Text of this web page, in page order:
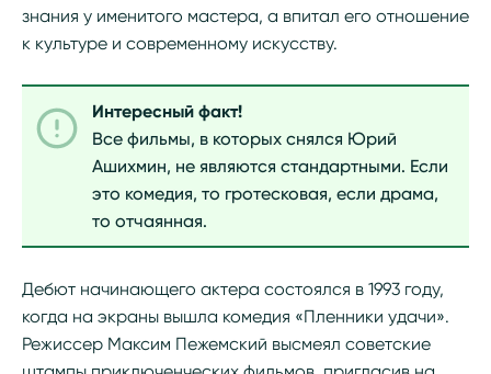
знания у именитого мастера, а впитал его отношение
к культуре и современному искусству.
Интересный факт!
Все фильмы, в которых снялся Юрий
Ашихмин, не являются стандартными. Если
это комедия, то гротесковая, если драма,
то отчаянная.
Дебют начинающего актера состоялся в 1993 году,
когда на экраны вышла комедия «Пленники удачи».
Режиссер Максим Пежемский высмеял советские